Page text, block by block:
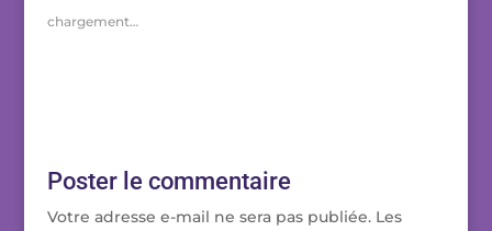
chargement…
Poster le commentaire
Votre adresse e-mail ne sera pas publiée. Les